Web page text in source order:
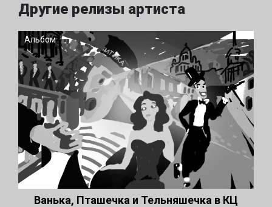
Другие релизы артиста
Альбом
Ванька, Пташечка и Тельняшечка в КЦ